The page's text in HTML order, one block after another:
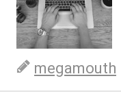
megamouth